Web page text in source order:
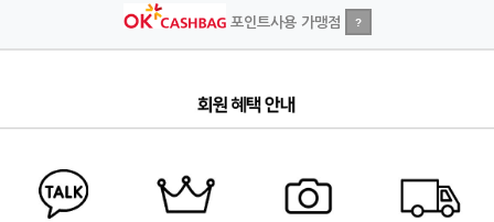
포인트사용 가맹점 ?